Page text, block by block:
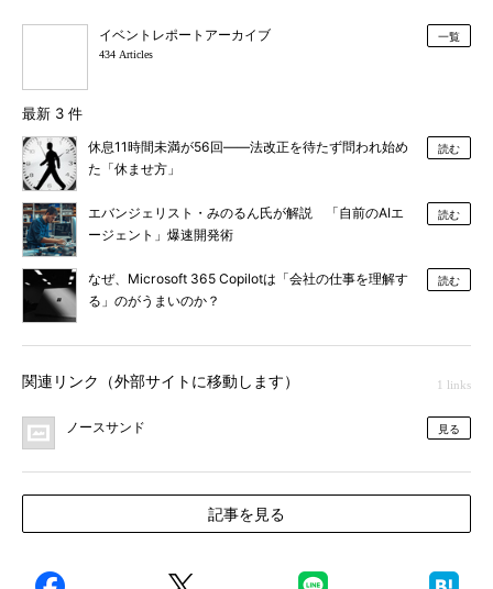
イベントレポートアーカイブ
434 Articles
一覧
最新 3 件
休息11時間未満が56回――法改正を待たず問われ始め
た「休ませ方」
読む
エバンジェリスト・みのるん氏が解説 「自前のAIエ
ージェント」爆速開発術
読む
なぜ、Microsoft 365 Copilotは「会社の仕事を理解す
る」のがうまいのか？
読む
関連リンク（外部サイトに移動します） 1 links
ノースサンド 見る
記事を見る